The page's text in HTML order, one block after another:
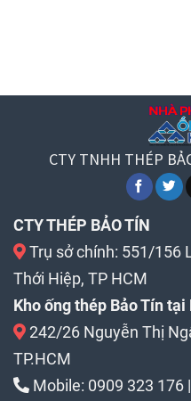
CTY TNHH THÉP
CTY THÉP BẢO TÍN
Trụ sở chính: 551/156
Thới Hiệp, TP HCM
Kho ống thép Bảo Tín tại
242/26 Nguyễn Thị
TP.HCM
Mobile: 0909 323 176 |